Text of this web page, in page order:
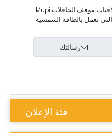
لافتات موقف الحافلات Mupi
التي تعمل بالطاقة الشمسية
رسالتك
فئة الإعلان